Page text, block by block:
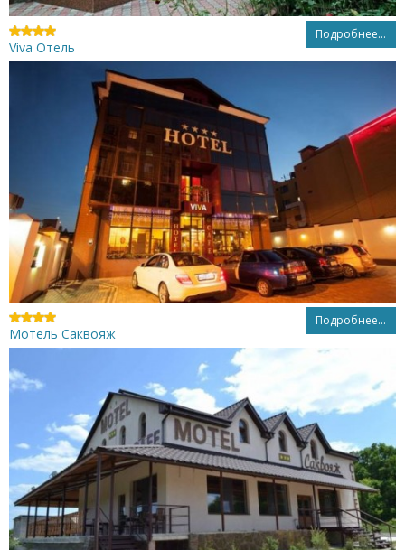
Подробнее...
Viva Отель
Подробнее...
Мотель Саквояж